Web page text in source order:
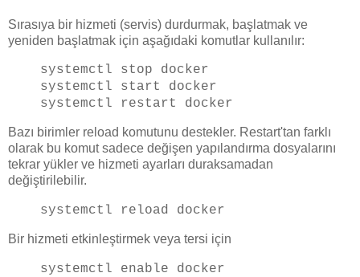
Sırasıya bir hizmeti (servis) durdurmak, başlatmak ve
yeniden başlatmak için aşağıdaki komutlar kullanılır:
systemctl stop docker
systemctl start docker
systemctl restart docker
Bazı birimler reload komutunu destekler. Restart'tan farklı
olarak bu komut sadece değişen yapılandırma dosyalarını
tekrar yükler ve hizmeti ayarları duraksamadan
değiştirilebilir.
systemctl reload docker
Bir hizmeti etkinleştirmek veya tersi için
systemctl enable docker